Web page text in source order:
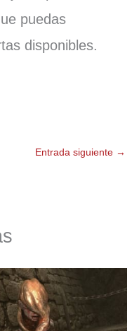
puedas
disponibles.
Entrada siguiente →